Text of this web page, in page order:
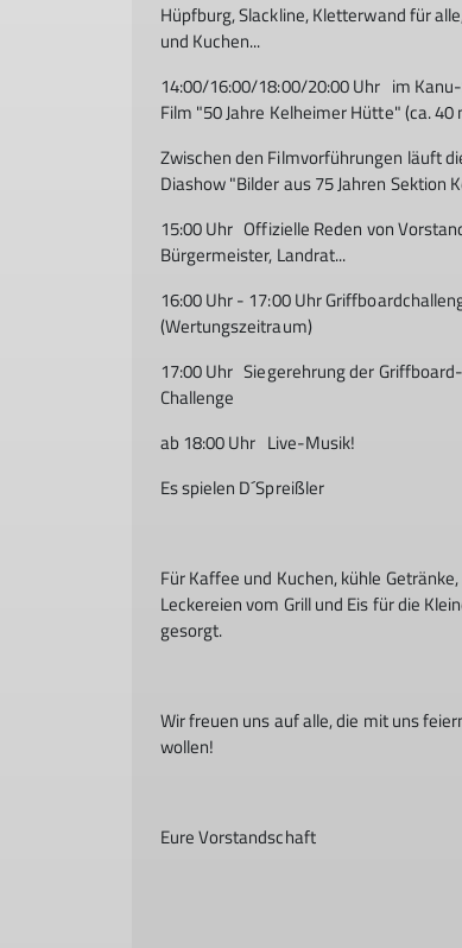
Hüpfburg, Slackline, Kletterwand für
und Kuchen...
14:00/16:00/18:00/20:00 Uhr im
Film "50 Jahre Kelheimer Hütte" (ca. 40
Zwischen den Filmvorführungen läuft
Diashow "Bilder aus 75 Jahren Sektion
15:00 Uhr Offizielle Reden von
Bürgermeister, Landrat...
16:00 Uhr - 17:00 Uhr
(Wertungszeitraum)
17:00 Uhr Siegerehrung der Griffboard-
Challenge
ab 18:00 Uhr Live-Musik!
Es spielen D´Spreißler
Für Kaffee und Kuchen, kühle Getränke,
Leckereien vom Grill und Eis für die
gesorgt.
Wir freuen uns auf alle, die mit uns
wollen!
Eure Vorstandschaft